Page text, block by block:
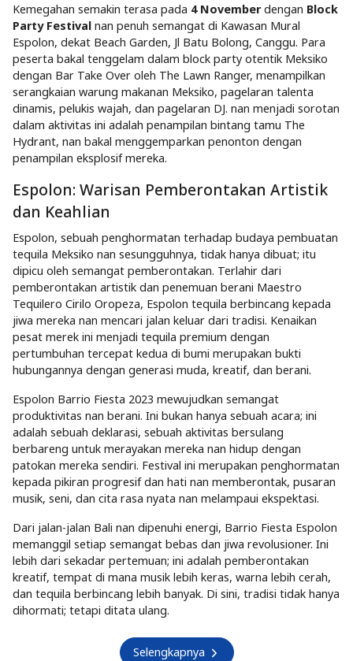
Kemegahan semakin terasa pada 4 Novemberdengan Block
Party Festival nan penuh semangat di Kawasan Mural
Espolon, dekat Beach Garden, Jl Batu Bolong, Canggu. Para
peserta bakal tenggelam dalam block party otentik Meksiko
dengan Bar Take Over oleh The Lawn Ranger, menampilkan
serangkaian warung makanan Meksiko, pagelaran talenta
dinamis, pelukis wajah, dan pagelaran DJ. nan menjadi sorotan
dalam aktivitas ini adalah penampilan bintang tamu The
Hydrant, nan bakal menggemparkan penonton dengan
penampilan eksplosif mereka.
Espolon: Warisan Pemberontakan Artistik
dan Keahlian
Espolon, sebuah penghormatan terhadap budaya pembuatan
tequila Meksiko nan sesungguhnya, tidak hanya dibuat; itu
dipicu oleh semangat pemberontakan. Terlahir dari
pemberontakan artistik dan penemuan berani Maestro
Tequilero Cirilo Oropeza, Espolon tequila berbincang kepada
jiwa mereka nan mencari jalan keluar dari tradisi. Kenaikan
pesat merek ini menjadi tequila premium dengan
pertumbuhan tercepat kedua di bumi merupakan bukti
hubungannya dengan generasi muda, kreatif, dan berani.
Espolon Barrio Fiesta 2023 mewujudkan semangat
produktivitas nan berani. Ini bukan hanya sebuah acara; ini
adalah sebuah deklarasi, sebuah aktivitas bersulang
berbareng untuk merayakan mereka nan hidup dengan
patokan mereka sendiri. Festival ini merupakan penghormatan
kepada pikiran progresif dan hati nan memberontak, pusaran
musik, seni, dan cita rasa nyata nan melampaui ekspektasi.
Dari jalan-jalan Bali nan dipenuhi energi, Barrio Fiesta Espolon
memanggil setiap semangat bebas dan jiwa revolusioner. Ini
lebih dari sekadar pertemuan; ini adalah pemberontakan
kreatif, tempat di mana musik lebih keras, warna lebih cerah,
dan tequila berbincang lebih banyak. Di sini, tradisi tidak hanya
dihormati; tetapi ditata ulang.
Selengkapnya